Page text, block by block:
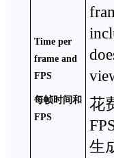
Time per
frame and
FPS
每帧时间和
FPS
花
生